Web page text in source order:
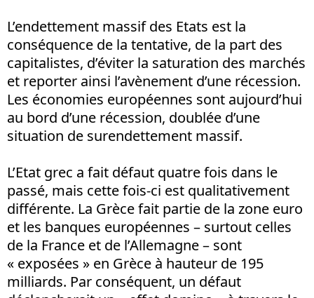
L’endettement massif des Etats est la
conséquence de la tentative, de la part des
capitalistes, d’éviter la saturation des marchés
et reporter ainsi l’avènement d’une récession.
Les économies européennes sont aujourd’hui
au bord d’une récession, doublée d’une
situation de surendettement massif.
L’Etat grec a fait défaut quatre fois dans le
passé, mais cette fois-ci est qualitativement
différente. La Grèce fait partie de la zone euro
et les banques européennes – surtout celles
de la France et de l’Allemagne – sont
« exposées » en Grèce à hauteur de 195
milliards. Par conséquent, un défaut